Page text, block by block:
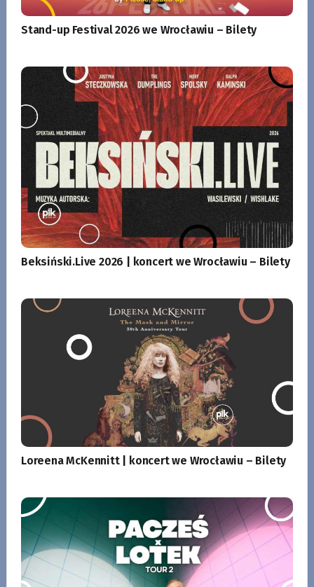
Stand-up Festival 2026 we Wrocławiu – Bilety
Beksiński.Live 2026 | koncert we Wrocławiu – Bilety
Loreena McKennitt | koncert we Wrocławiu – Bilety